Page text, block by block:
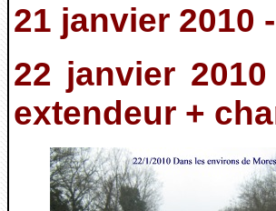
21 janvier 2010
22 janvier
extendeur +